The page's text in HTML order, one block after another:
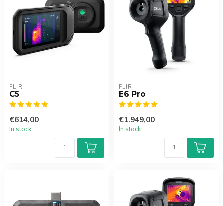
FLIR
C5
€614,00
In stock
FLIR
E6 Pro
€1.949,00
In stock